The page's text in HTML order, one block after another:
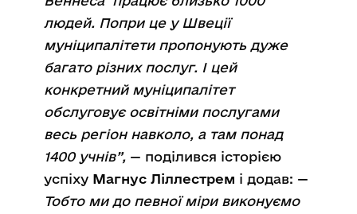
людей. Попри це у Швеції
муніципалітети пропонують дуже
багато різних послуг. І цей
конкретний муніципалітет
обслуговує освітніми послугами
весь регіон навколо, а там понад
1400 учнів”, — поділився історією
успіху Магнус Ліллестрем і додав: —
Тобто ми до певної міри виконуємо